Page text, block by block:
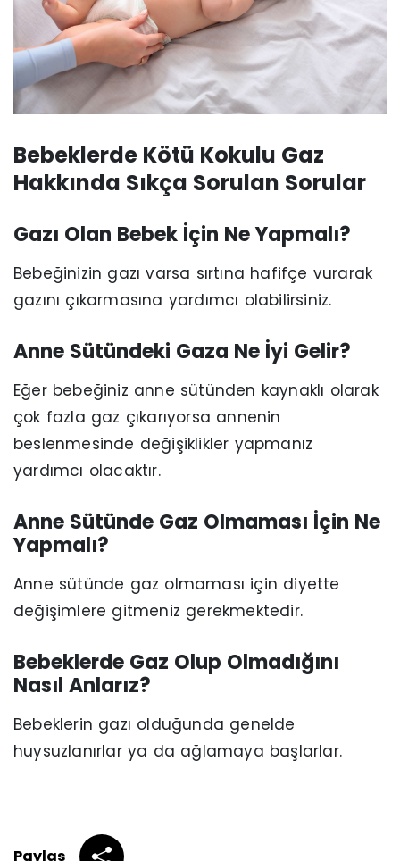
Bebeklerde Kötü Kokulu Gaz
Hakkında Sıkça Sorulan Sorular
Gazı Olan Bebek İçin Ne Yapmalı?
Bebeğinizin gazı varsa sırtına hafifçe vurarak
gazını çıkarmasına yardımcı olabilirsiniz.
Anne Sütündeki Gaza Ne İyi Gelir?
Eğer bebeğiniz anne sütünden kaynaklı olarak
çok fazla gaz çıkarıyorsa annenin
beslenmesinde değişiklikler yapmanız
yardımcı olacaktır.
Anne Sütünde Gaz Olmaması İçin Ne
Yapmalı?
Anne sütünde gaz olmaması için diyette
değişimlere gitmeniz gerekmektedir.
Bebeklerde Gaz Olup Olmadığını
Nasıl Anlarız?
Bebeklerin gazı olduğunda genelde
huysuzlanırlar ya da ağlamaya başlarlar.
Paylaş